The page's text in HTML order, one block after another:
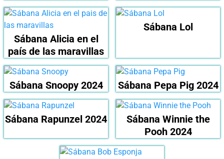
Sábana Alicia en el
país de las maravillas
Sábana Lol
Sábana Snoopy 2024 Sábana Pepa Pig 2024
Sábana Rapunzel 2024
Sábana Winnie the
Pooh 2024